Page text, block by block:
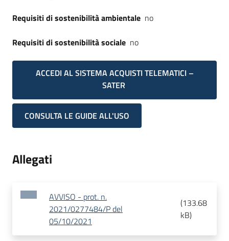
Requisiti di sostenibilità ambientale no
Requisiti di sostenibilità sociale no
ACCEDI AL SISTEMA ACQUISTI TELEMATICI –
SATER
CONSULTA LE GUIDE ALL'USO
Allegati
AVVISO - prot. n.
2021/0277484/P del
05/10/2021
(133.68
kB)